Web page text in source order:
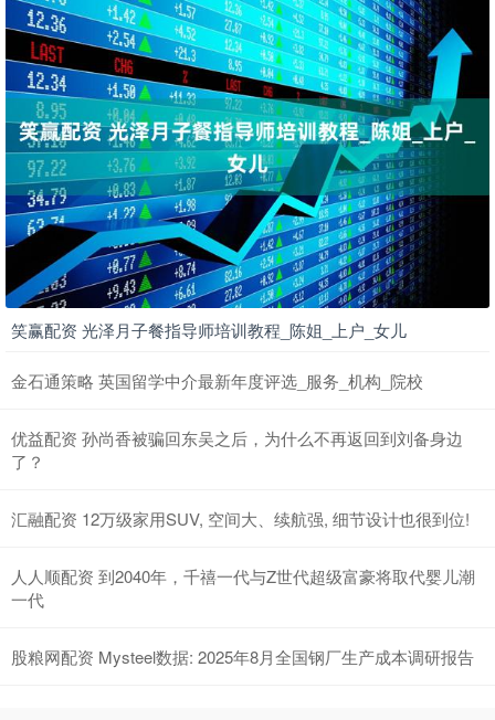
笑赢配资 光泽月子餐指导师培训教程_陈姐_上户_女儿
金石通策略 英国留学中介最新年度评选_服务_机构_院校
优益配资 孙尚香被骗回东吴之后，为什么不再返回到刘备身边
了？
汇融配资 12万级家用SUV, 空间大、续航强, 细节设计也很到位!
人人顺配资 到2040年，千禧一代与Z世代超级富豪将取代婴儿潮
一代
股粮网配资 Mysteel数据: 2025年8月全国钢厂生产成本调研报告